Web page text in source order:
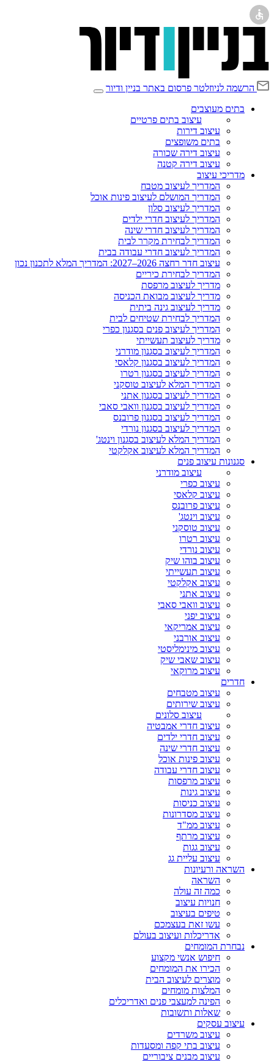
הרשמה לניוזלטר פרסום באתר בניין ודיור
בתים מעוצבים
עיצוב בתים פרטיים
עיצוב דירות
בתים משופצים
עיצוב דירה שכורה
עיצוב דירה קטנה
מדריכי עיצוב
המדריך לעיצוב מטבח
המדריך המושלם לעיצוב פינות אוכל
המדריך לעיצוב סלון
המדריך לעיצוב חדרי ילדים
המדריך לעיצוב חדרי שינה
המדריך לבחירת מקרר לבית
המדריך לעיצוב חדרי עבודה בבית
עיצוב חדר רחצה 2026–2027: המדריך המלא לתכנון נכון
המדריך לבחירת כיריים
מדריך לעיצוב מרפסת
מדריך לעיצוב מבואת הכניסה
מדריך לעיצוב גינה ביתית
המדריך לבחירת שטיחים לבית
המדריך לעיצוב פנים בסגנון כפרי
מדריך לעיצוב תעשייתי
המדריך לעיצוב בסגנון מודרני
המדריך לעיצוב בסגנון קלאסי
המדריך לעיצוב בסגנון רטרו
המדריך המלא לעיצוב טוסקני
המדריך לעיצוב בסגנון אתני
המדריך לעיצוב בסגנון וואבי סאבי
המדריך לעיצוב בסגנון פרובנס
המדריך לעיצוב בסגנון נורדי
המדריך המלא לעיצוב בסגנון וינטג'
המדריך המלא לעיצוב אקלקטי
סגנונות עיצוב פנים
עיצוב מודרני
עיצוב כפרי
עיצוב קלאסי
עיצוב פרובנס
עיצוב וינטג'
עיצוב טוסקני
עיצוב רטרו
עיצוב נורדי
עיצוב בוהו שיק
עיצוב תעשייתי
עיצוב אקלקטי
עיצוב אתני
עיצוב וואבי סאבי
עיצוב יפני
עיצוב אמריקאי
עיצוב אורבני
עיצוב מינימליסטי
עיצוב שאבי שיק
עיצוב מרוקאי
חדרים
עיצוב מטבחים
עיצוב שירותים
עיצוב סלונים
עיצוב חדרי אמבטיה
עיצוב חדרי ילדים
עיצוב חדרי שינה
עיצוב פינות אוכל
עיצוב חדרי עבודה
עיצוב מרפסות
עיצוב גינות
עיצוב כניסות
עיצוב מסדרונות
עיצוב ממ"ד
עיצוב מרתף
עיצוב גגות
עיצוב עליית גג
השראה ורעיונות
השראה
כמה זה עולה
חנויות עיצוב
טיפים בעיצוב
עשו זאת בעצמכם
אדריכלות ועיצוב בעולם
נבחרת המומחים
חיפוש אנשי מקצוע
הכירו את המומחים
מוצרים לעיצוב הבית
המלצות מומחים
הפינה למעצבי פנים ואדריכלים
שאלות ותשובות
עיצוב עסקים
עיצוב משרדים
עיצוב בתי קפה ומסעדות
עיצוב מבנים ציבוריים